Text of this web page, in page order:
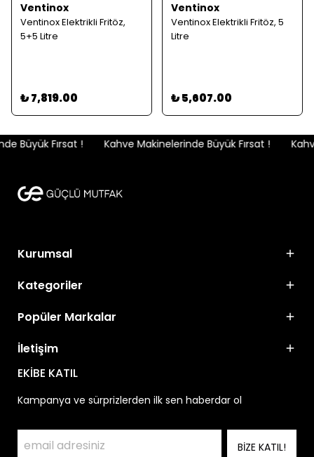
Ventinox
Ventinox Elektrikli Fritöz,
5+5 Litre
₺ 7,819.00
Ventinox
Ventinox Elektrikli Fritöz, 5
Litre
₺ 5,607.00
Büyük Fırsat ! Kahve Makinelerinde Büyük Fırsat !
Kurumsal
Kategoriler
Popüler Markalar
İletişim
EKİBE KATIL
Kampanya ve sürprizlerden ilk sen haberdar ol
BİZE KATIL!